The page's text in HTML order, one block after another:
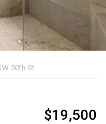
50th St
$19,500